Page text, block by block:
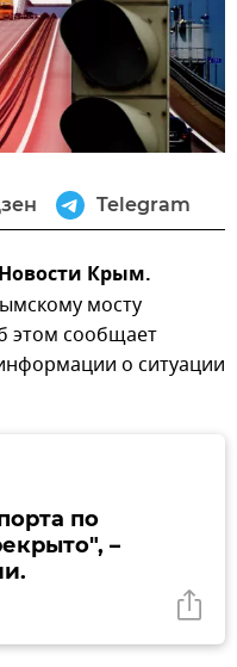
Telegram
Крым.
мосту
этом сообщает
о ситуации
по
–